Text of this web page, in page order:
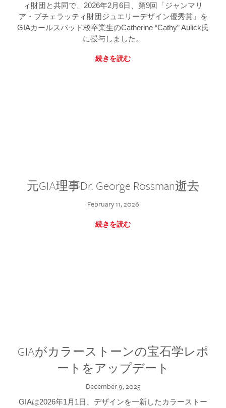
ィ財団と共同で、2026年2月6日、第9回「ジャンマリ
ア・ブチェラッティ財団ジュエリーデザイン優秀賞」を
GIAカールスバッド校卒業生のCatherine “Cathy” Aulick氏
に授与しました。
続きを読む
元GIA理事Dr. George Rossman逝去
February 11, 2026
続きを読む
GIAがカラーストーンの宝石学レポ
ートをアップデート
December 9, 2025
GIAは2026年1月1日、デザインを一新したカラーストー